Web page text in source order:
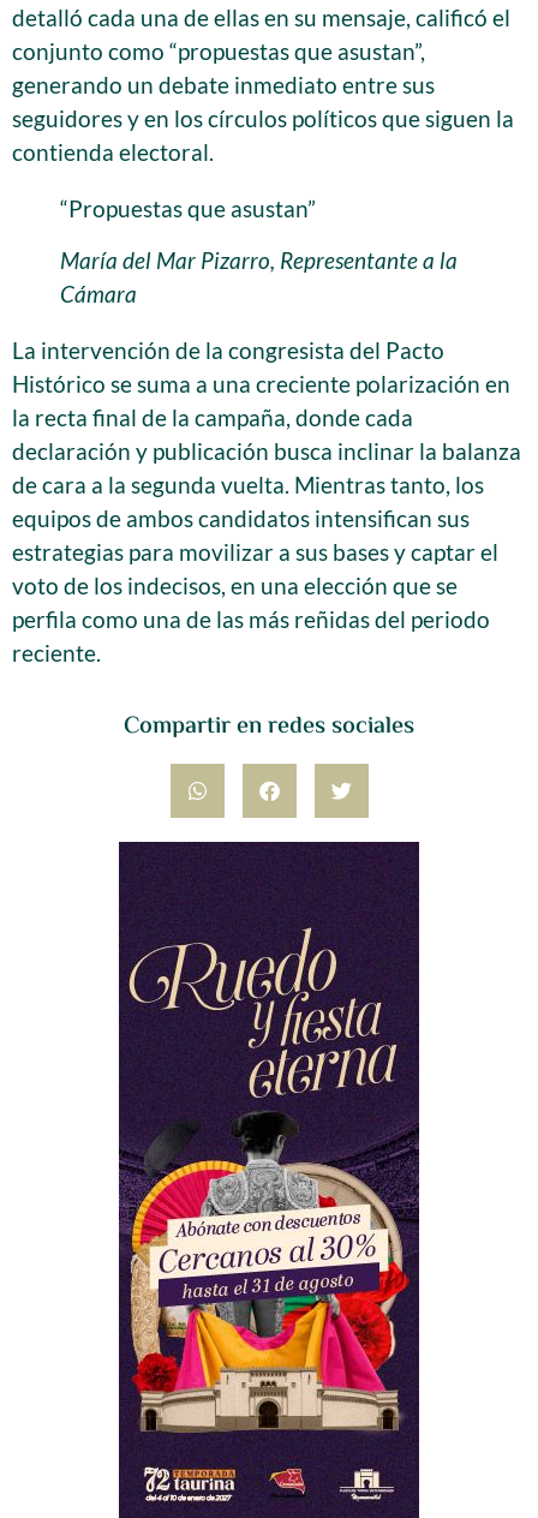
Compartir en redes sociales
detalló cada una de ellas en su mensaje, calificó el
conjunto como “propuestas que asustan”,
generando un debate inmediato entre sus
seguidores y en los círculos políticos que siguen la
contienda electoral.
“Propuestas que asustan”
María del Mar Pizarro, Representante a la
Cámara
La intervención de la congresista del Pacto
Histórico se suma a una creciente polarización en
la recta final de la campaña, donde cada
declaración y publicación busca inclinar la balanza
de cara a la segunda vuelta. Mientras tanto, los
equipos de ambos candidatos intensifican sus
estrategias para movilizar a sus bases y captar el
voto de los indecisos, en una elección que se
perfila como una de las más reñidas del periodo
reciente.